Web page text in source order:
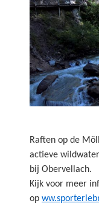
Raften op de
actieve
bij Obervellach.
Kijk voor meer
op